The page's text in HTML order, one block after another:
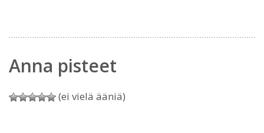
Anna pisteet
(ei vielä ääniä)